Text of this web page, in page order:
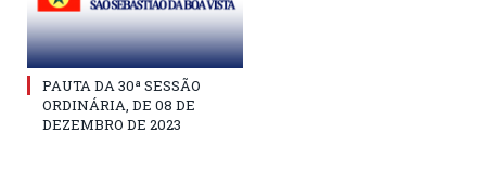
PAUTA DA 30ª SESSÃO
ORDINÁRIA, DE 08 DE
DEZEMBRO DE 2023